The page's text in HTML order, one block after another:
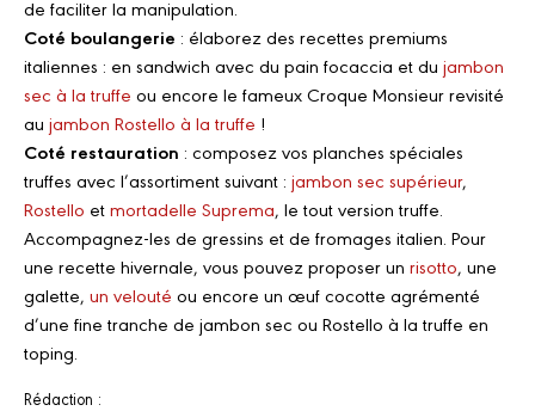
de faciliter la manipulation.
Coté boulangerie : élaborez des recettes premiums
italiennes : en sandwich avec du pain focaccia et du jambon
sec à la truffe ou encore le fameux Croque Monsieur revisité
au jambon Rostello à la truffe !
Coté restauration : composez vos planches spéciales
truffes avec l’assortiment suivant : jambon sec supérieur,
Rostello etmortadelle Suprema, le tout version truffe.
Accompagnez-les de gressins et de fromages italien. Pour
une recette hivernale, vous pouvez proposer un risotto, une
galette, un velouté ou encore un œuf cocotte agrémenté
d’une fine tranche de jambon sec ou Rostello à la truffe en
toping.
Rédaction :